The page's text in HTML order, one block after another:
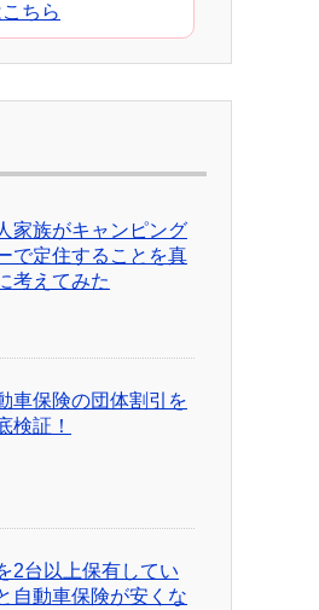
ちら
家族がキャンピング
で定住することを真
考えてみた
車保険の団体割引を
検証！
2台以上保有してい
自動車保険が安くな